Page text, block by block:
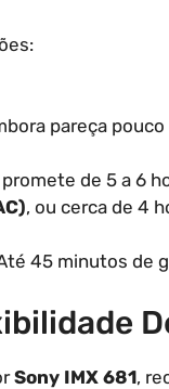
pareça
de 5 a 6
, ou cerca de 4
45 minutos de
Sony IMX 681,